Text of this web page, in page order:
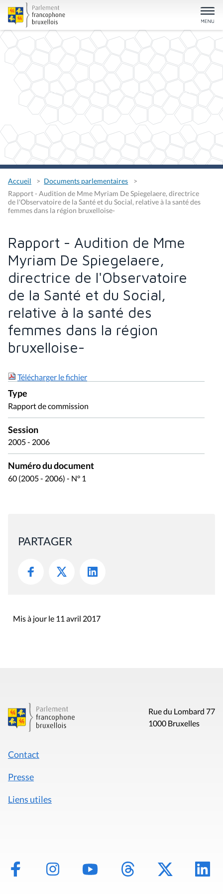
Accueil
Documents parlementaires
Rapport - Audition de Mme Myriam De Spiegelaere, directrice
de l'Observatoire de la Santé et du Social, relative à la santé des
femmes dans la région bruxelloise-
Rapport - Audition de Mme
Myriam De Spiegelaere,
directrice de l'Observatoire
de la Santé et du Social,
relative à la santé des
femmes dans la région
bruxelloise-
Télécharger le fichier
Type
Rapport de commission
Session
2005 - 2006
Numéro du document
60 (2005 - 2006) - N° 1
PARTAGER
Mis à jour le 11 avril 2017
Rue du Lombard 77
1000 Bruxelles
Contact
Presse
Liens utiles